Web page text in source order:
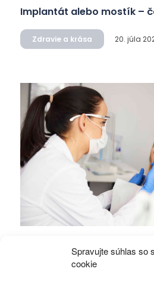
Spravujte súhlas so
cookie
Implantát alebo mostík –
Zdravie a krása 20. júla
neodkladať?